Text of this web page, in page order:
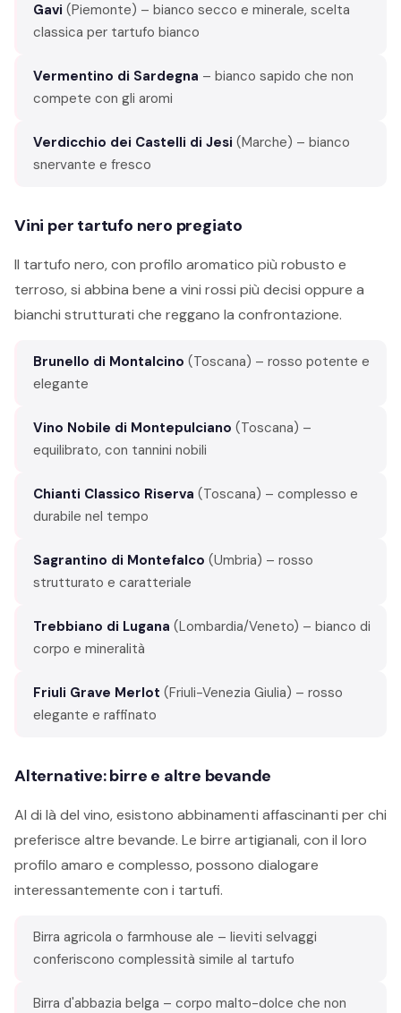
Gavi (Piemonte) – bianco secco e minerale, scelta
classica per tartufo bianco
Vermentino di Sardegna – bianco sapido che non
compete con gli aromi
Verdicchio dei Castelli di Jesi (Marche) – bianco
snervante e fresco
Vini per tartufo nero pregiato
Il tartufo nero, con profilo aromatico più robusto e
terroso, si abbina bene a vini rossi più decisi oppure a
bianchi strutturati che reggano la confrontazione.
Brunello di Montalcino (Toscana) – rosso potente e
elegante
Vino Nobile di Montepulciano (Toscana) –
equilibrato, con tannini nobili
Chianti Classico Riserva (Toscana) – complesso e
durabile nel tempo
Sagrantino di Montefalco (Umbria) – rosso
strutturato e caratteriale
Trebbiano di Lugana (Lombardia/Veneto) – bianco di
corpo e mineralità
Friuli Grave Merlot (Friuli-Venezia Giulia) – rosso
elegante e raffinato
Alternative: birre e altre bevande
Al di là del vino, esistono abbinamenti affascinanti per chi
preferisce altre bevande. Le birre artigianali, con il loro
profilo amaro e complesso, possono dialogare
interessantemente con i tartufi.
Birra agricola o farmhouse ale – lieviti selvaggi
conferiscono complessità simile al tartufo
Birra d'abbazia belga – corpo malto-dolce che non